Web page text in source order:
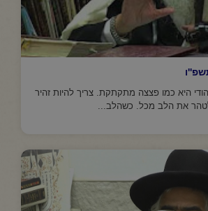
היא כמו פצצה מתקתקת. צריך להיות זהיר
את הלב מכל. כשהלב...